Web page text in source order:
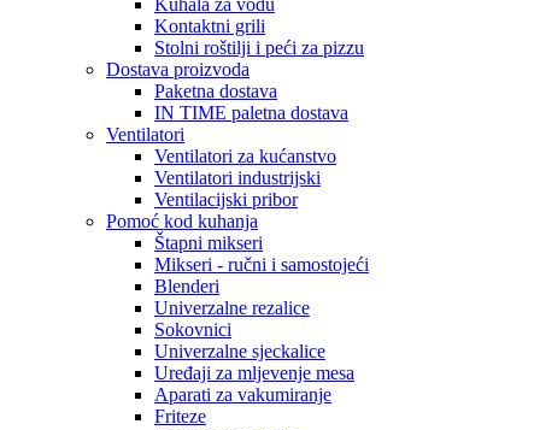
Kuhala za vodu
Kontaktni grili
Stolni roštilji i peći za pizzu
Dostava proizvoda
Paketna dostava
IN TIME paletna dostava
Ventilatori
Ventilatori za kućanstvo
Ventilatori industrijski
Ventilacijski pribor
Pomoć kod kuhanja
Štapni mikseri
Mikseri - ručni i samostojeći
Blenderi
Univerzalne rezalice
Sokovnici
Univerzalne sjeckalice
Uređaji za mljevenje mesa
Aparati za vakumiranje
Friteze